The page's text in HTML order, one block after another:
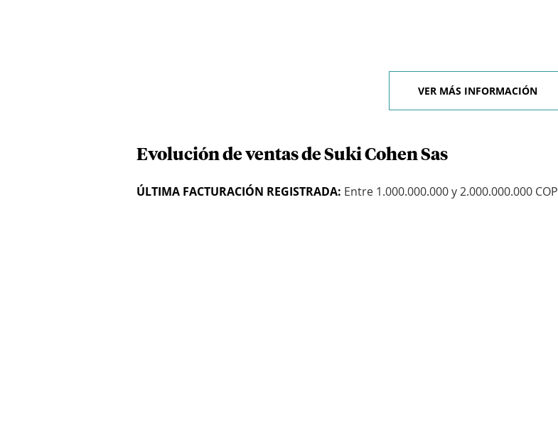
VER MÁS INFORMACIÓN
Evolución de ventas de Suki Cohen Sas
ÚLTIMA FACTURACIÓN REGISTRADA: Entre 1.000.000.000 y 2.000.000.000 COP